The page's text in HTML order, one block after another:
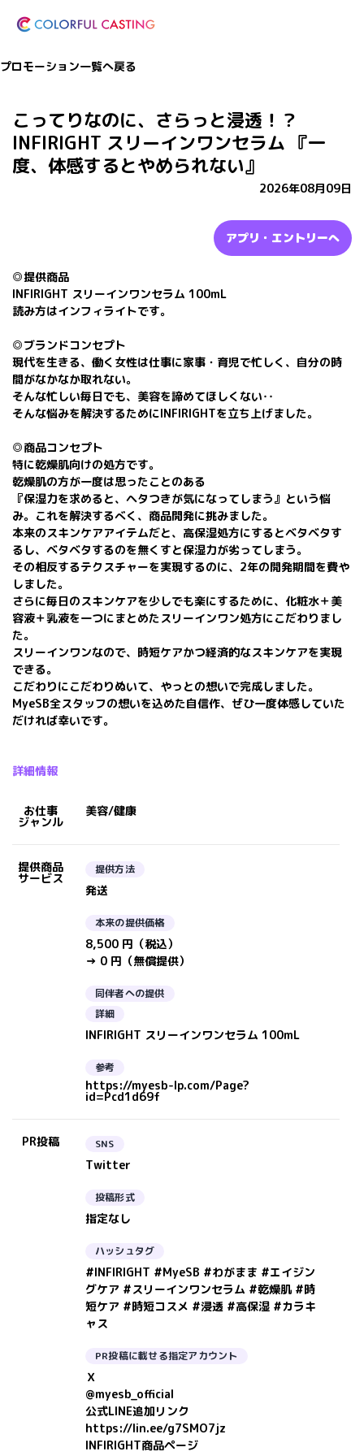
プロモーション一覧へ戻る
こってりなのに、さらっと浸透！？
INFIRIGHT スリーインワンセラム 『一
度、体感するとやめられない』
2026年08月09日
アプリ・エントリーへ
◎提供商品
INFIRIGHT スリーインワンセラム 100mL
読み方はインフィライトです。
◎ブランドコンセプト
現代を生きる、働く女性は仕事に家事・育児で忙しく、自分の時
間がなかなか取れない。
そんな忙しい毎日でも、美容を諦めてほしくない‥
そんな悩みを解決するためにINFIRIGHTを立ち上げました。
◎商品コンセプト
特に乾燥肌向けの処方です。
乾燥肌の方が一度は思ったことのある
『保湿力を求めると、ヘタつきが気になってしまう』という悩
み。これを解決するべく、商品開発に挑みました。
本来のスキンケアアイテムだと、高保湿処方にするとベタベタす
るし、ベタベタするのを無くすと保湿力が劣ってしまう。
その相反するテクスチャーを実現するのに、2年の開発期間を費や
しました。
さらに毎日のスキンケアを少しでも楽にするために、化粧水＋美
容液＋乳液を一つにまとめたスリーインワン処方にこだわりまし
た。
スリーインワンなので、時短ケアかつ経済的なスキンケアを実現
できる。
こだわりにこだわりぬいて、やっとの想いで完成しました。
MyeSB全スタッフの想いを込めた自信作、ぜひ一度体感していた
だければ幸いです。
詳細情報
お仕事
ジャンル
美容/健康
提供商品
サービス
提供方法
発送
本来の提供価格
8,500 円（税込）
→ 0 円（無償提供）
同伴者への提供
詳細
INFIRIGHT スリーインワンセラム 100mL
参考
https://myesb-lp.com/Page?
id=Pcd1d69f
PR投稿 SNS
Twitter
投稿形式
指定なし
ハッシュタグ
#INFIRIGHT #MyeSB #わがまま #エイジン
グケア #スリーインワンセラム #乾燥肌 #時
短ケア #時短コスメ #浸透 #高保湿 #カラキ
ャス
PR投稿に載せる指定アカウント
Ｘ
@myesb_official
公式LINE追加リンク
https://lin.ee/g7SMO7jz
INFIRIGHT商品ページ